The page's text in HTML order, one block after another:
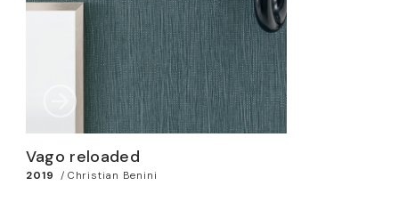
Vago reloaded
2019 / Christian Benini